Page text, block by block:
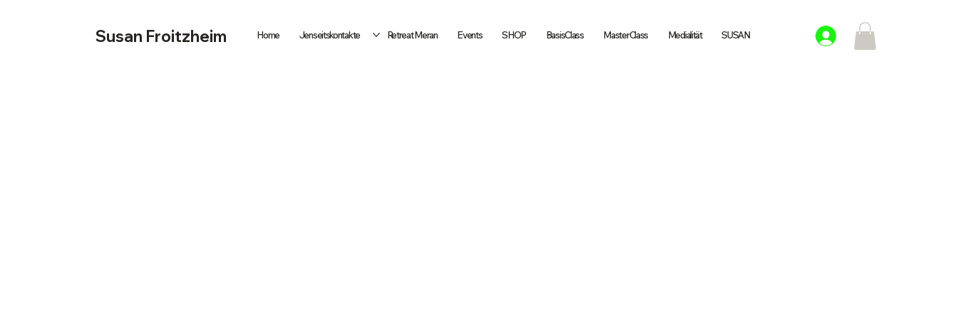
Susan Froitzheim Home Jenseitskontakte Retreat Meran Events SHOP BasisClass MasterClass Medialität SUSAN